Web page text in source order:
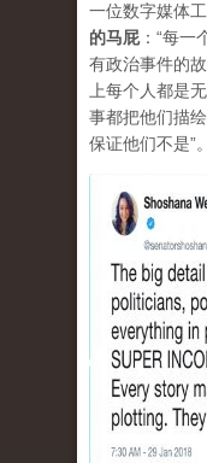
一位数字媒体
的马屁：“每一
有政治事件的
上每个人都是
事都把他们描
保证他们不是”。